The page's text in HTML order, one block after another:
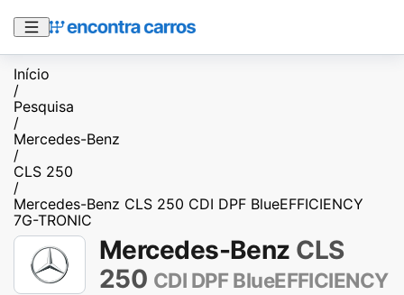
Início
/
Pesquisa
/
Mercedes-Benz
/
CLS 250
/
Mercedes-Benz CLS 250 CDI DPF BlueEFFICIENCY
7G-TRONIC
Mercedes-Benz CLS
250 CDI DPF BlueEFFICIENCY